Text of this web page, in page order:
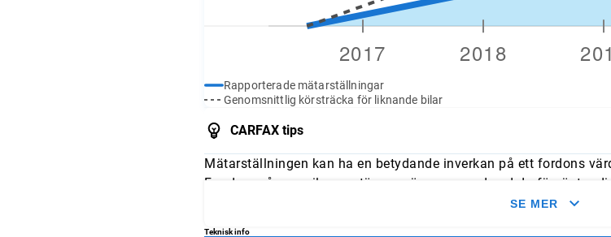
Rapporterade mätarställningar
Genomsnittlig körsträcka för liknande bilar
CARFAX tips
Mätarställningen kan ha en betydande inverkan på ett fordons
Fundera på om mileage stämmer överens med vad du förväntar
och jämför avläsningarna med typliga årliga genomsnitt.
SE MER
Teknisk info